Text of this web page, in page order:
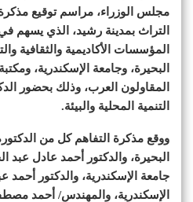
مجلس الوزراء، مراسم توقيع
التراث بمدينة رشيد، الذي يسهم
المؤسسات الأكاديمية والثقافية
البحيرة، وجامعة الإسكندرية،
المقاولون العرب، وذلك بحضور
التنمية المحلية والبيئة.
ووقع مذكرة التفاهم كل من
البحيرة، والدكتور أحمد عادل عبد
جامعة الإسكندرية، والدكتور أحمد
الإسكندرية، والمهندس/ أحمد